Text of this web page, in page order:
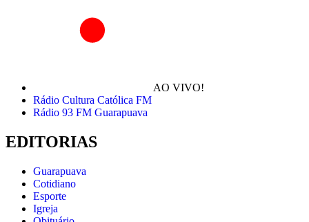
AO VIVO!
Rádio Cultura Católica FM
Rádio 93 FM Guarapuava
EDITORIAS
Guarapuava
Cotidiano
Esporte
Igreja